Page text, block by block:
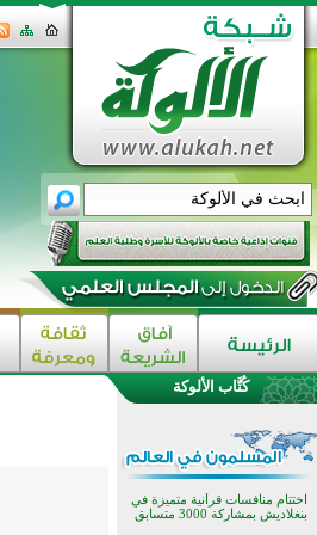
كُتَّاب الألوكة
اختتام الدورة التاسعة لمسابقة حفظ
تيسليتش تختتم برنامجا تعليميا لتعزيز
القيم وبناء الشخصية للشباب
المسلمين
اختتام منافسات قرآنية متميزة في
بنغلاديش بمشاركة 3000 متسابق